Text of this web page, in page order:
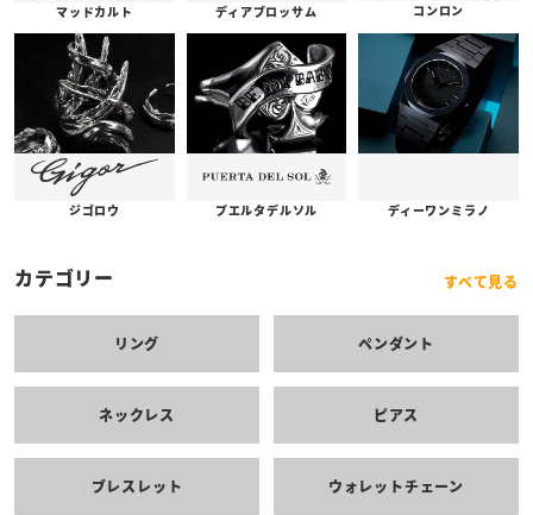
マッドカルト ディアブロッサム コンロン
ジゴロウ プエルタデルソル ディーワンミラノ
カテゴリー すべて見る
リング ペンダント
ネックレス ピアス
ブレスレット ウォレットチェーン